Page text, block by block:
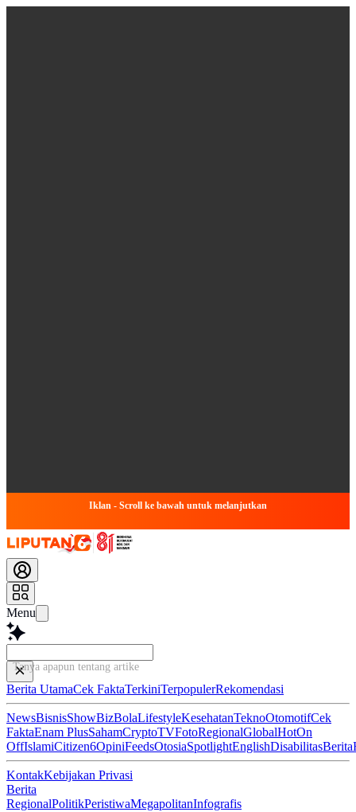
Iklan - Scroll ke bawah untuk melanjutkan
Menu
Tanya apapun tentang artikel ini...
Berita UtamaCek FaktaTerkiniTerpopulerRekomendasi
NewsBisnisShowBizBolaLifestyleKesehatanTeknoOtomotifCek
FaktaEnam PlusSahamCryptoTVFotoRegionalGlobalHotOn
OffIslamiCitizen6OpiniFeedsOtosiaSpotlightEnglishDisabilitasBerita
KontakKebijakan Privasi
Berita
RegionalPolitikPeristiwaMegapolitanInfografis